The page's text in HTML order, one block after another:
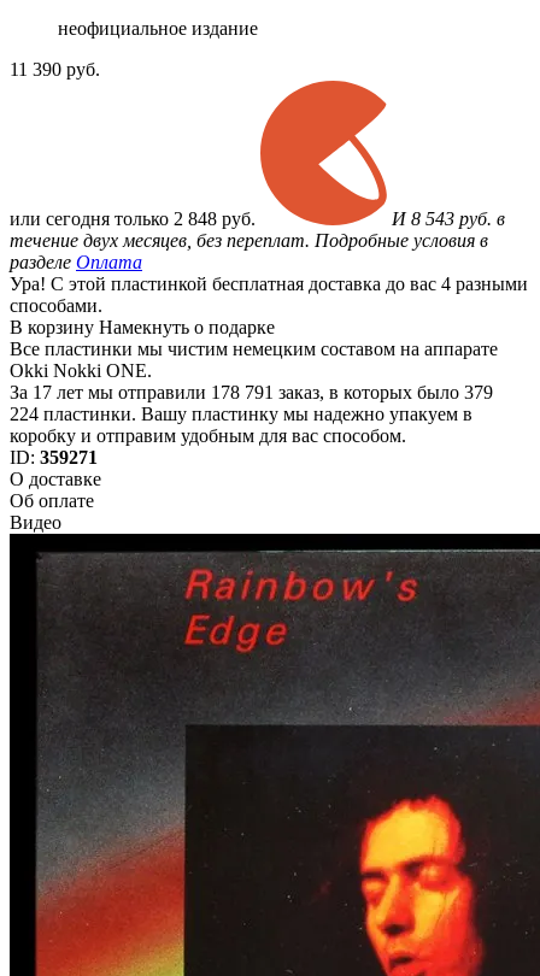
неофициальное издание
11 390 руб.
или сегодня только 2 848 руб.
И 8 543 руб. в
течение двух месяцев, без переплат. Подробные условия в
разделе Оплата
Ура! С этой пластинкой бесплатная доставка до вас 4 разными
способами.
В корзину Намекнуть о подарке
Все пластинки мы чистим немецким составом на аппарате
Okki Nokki ONE.
За 17 лет мы отправили 178 791 заказ, в которых было 379
224 пластинки. Вашу пластинку мы надежно упакуем в
коробку и отправим удобным для вас способом.
ID: 359271
О доставке
Об оплате
Видео